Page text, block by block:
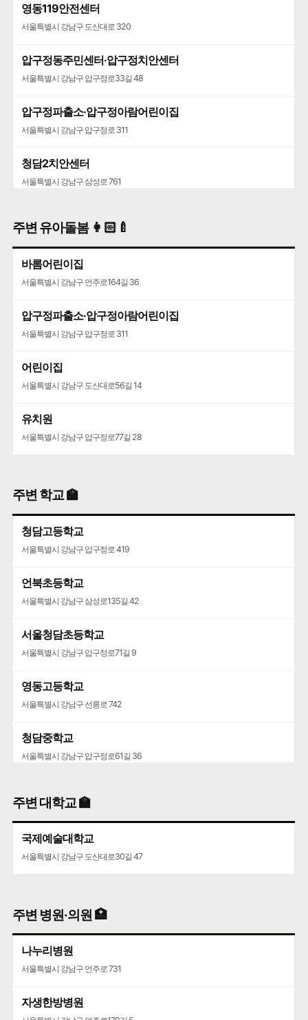
영동119안전센터
서울특별시 강남구 도산대로 320
압구정동주민센터·압구정치안센터
서울특별시 강남구 압구정로33길 48
압구정파출소·압구정아람어린이집
서울특별시 강남구 압구정로 311
청담2치안센터
서울특별시 강남구 삼성로 761
서울특별시 성동구 뚝섬로 452
주변 유아돌봄 👩🏻‍🍼
바롬어린이집
서울특별시 강남구 언주로164길 36
압구정파출소·압구정아람어린이집
서울특별시 강남구 압구정로 311
어린이집
서울특별시 강남구 도산대로56길 14
유치원
서울특별시 강남구 압구정로77길 28
주변 학교 🏫
청담고등학교
서울특별시 강남구 압구정로 419
언북초등학교
서울특별시 강남구 삼성로135길 42
서울청담초등학교
서울특별시 강남구 압구정로71길 9
영동고등학교
서울특별시 강남구 선릉로 742
청담중학교
서울특별시 강남구 압구정로61길 36
주변 대학교 🏫
국제예술대학교
서울특별시 강남구 도산대로30길 47
주변 병원·의원 🏥
나누리병원
서울특별시 강남구 언주로 731
자생한방병원